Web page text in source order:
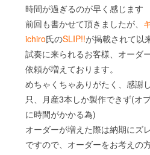
時間が過ぎるのが早く感じます
前回も書かせて頂きましたが、
ichiro氏のSLIP!!が掲載されて以来
試奏に来られるお客様、オーダ
依頼が増えております。
めちゃくちゃありがたく、感謝
只、月産3本しか製作できず(オ
に時間がかかる為)
オーダーが増えた際は納期にズ
ですので、オーダーをお考えの